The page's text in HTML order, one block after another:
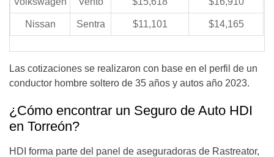
Nissan Sentra $11,101 $14,165
Las cotizaciones se realizaron con base en el perfil de un
conductor hombre soltero de 35 años y autos año 2023.
¿Cómo encontrar un Seguro de Auto HDI
en Torreón?
HDI forma parte del panel de aseguradoras de Rastreator,